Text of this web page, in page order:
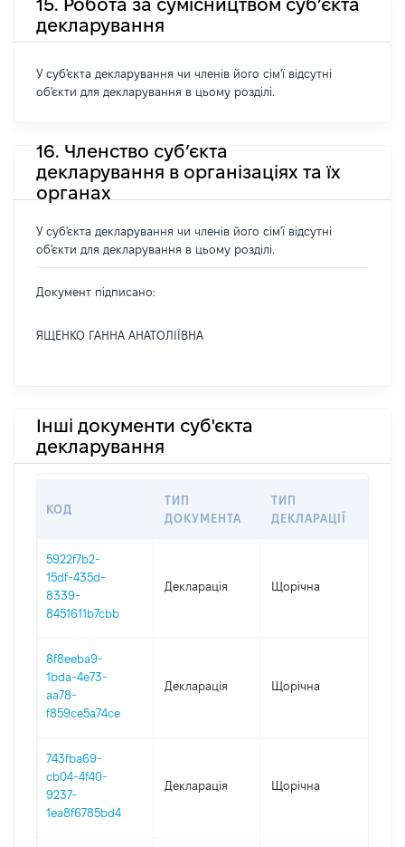
15. Робота за сумісництвом суб’єкта
декларування
У суб'єкта декларування чи членів його сім'ї відсутні
об'єкти для декларування в цьому розділі.
16. Членство суб’єкта
декларування в організаціях та їх
органах
У суб'єкта декларування чи членів його сім'ї відсутні
об'єкти для декларування в цьому розділі.
Документ підписано:
ЯЩЕНКО ГАННА АНАТОЛІЇВНА
Інші документи суб'єкта
декларування
КОД
ТИП
ДОКУМЕНТА
ТИП
ДЕКЛАРАЦІЇ
5922f7b2-
15df-435d-
8339-
8451611b7cbb
Декларація Щорічна
8f8eeba9-
1bda-4e73-
aa78-
f859ce5a74ce
Декларація Щорічна
743fba69-
cb04-4f40-
9237-
1ea8f6785bd4
Декларація Щорічна